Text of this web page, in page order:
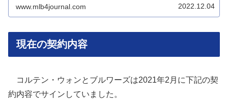
www.mlb4journal.com 2022.12.04
現在の契約内容
コルテン・ウォンとブルワーズは2021年2月に下記の契
約内容でサインしていました。